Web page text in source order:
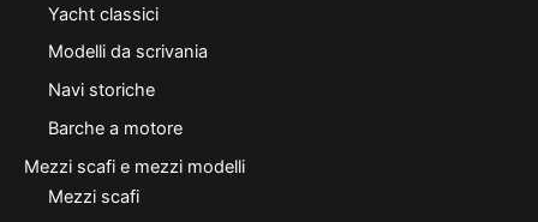
Yacht classici
Modelli da scrivania
Navi storiche
Barche a motore
Mezzi scafi e mezzi modelli
Mezzi scafi